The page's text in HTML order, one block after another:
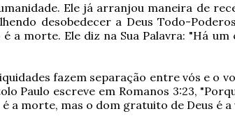
Ele já arranjou maneira de
desobedecer a Deus Todo-
a morte. Ele diz na Sua Palavra: "Há
fazem separação entre vós e o
Paulo escreve em Romanos 3:23,
a morte, mas o dom gratuito de Deus é